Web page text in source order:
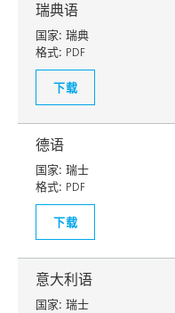
瑞典语
国家: 瑞典
格式: PDF
下载
德语
国家: 瑞士
格式: PDF
下载
意大利语
国家: 瑞士